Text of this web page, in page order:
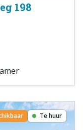
198
Te huur